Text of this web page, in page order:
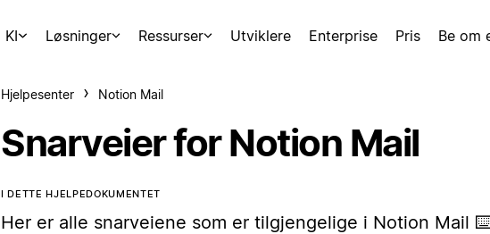
KI Løsninger Ressurser Utviklere Enterprise Pris Be om
Hjelpesenter Notion Mail
Snarveier for Notion Mail
I DETTE HJELPEDOKUMENTET
Her er alle snarveiene som er tilgjengelige i Notion Mail